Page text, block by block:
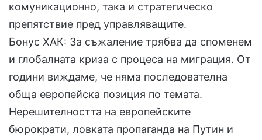
комуникационно, така и стратегическо
препятствие пред управляващите.
Бонус ХАК: За съжаление трябва да споменем
и глобалната криза с процеса на миграция. От
години виждаме, че няма последователна
обща европейска позиция по темата.
Нерешителността на европейските
бюрократи, ловката пропаганда на Путин и